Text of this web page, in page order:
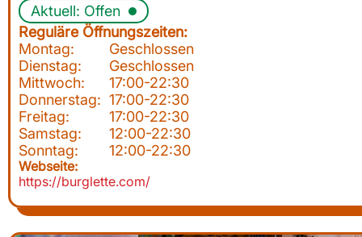
Aktuell: Offen
Reguläre Öffnungszeiten:
Montag:
Geschlossen
Dienstag:
Geschlossen
Mittwoch:
17:00-22:30
Donnerstag: 17:00-22:30
Freitag:
17:00-22:30
Samstag:
12:00-22:30
Sonntag:
12:00-22:30
Webseite:
https://burglette.com/